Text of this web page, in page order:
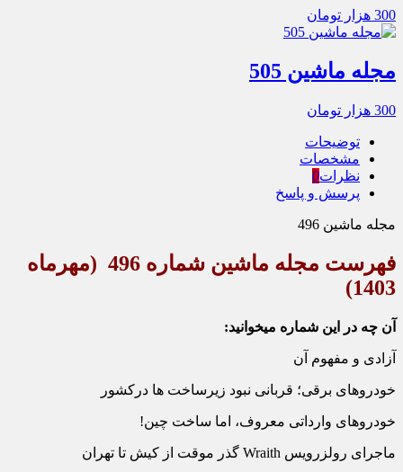
300 هزار تومان
مجله ماشین 505
300 هزار تومان
توضیحات
مشخصات
نظرات0
پرسش و پاسخ
مجله ماشین 496
فهرست مجله ماشین شماره 496 (مهرماه
1403)
آن چه در این شماره می‏خوانید:
آزادی و مفهوم آن
خودروهای برقی؛ قربانی نبود زیرساخت ها درکشور
خودروهای وارداتی معروف، اما ساخت چین!
ماجرای رولزرویس Wraith گذر موقت از کیش تا تهران